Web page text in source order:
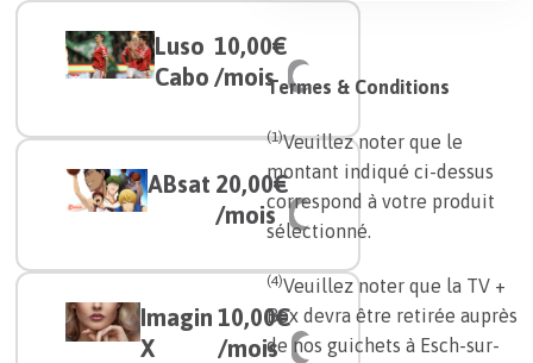
Luso
Cabo
10,00€
/mois
ABsat 20,00€
/mois
Imagin
X
10,00€
/mois
Termes & Conditions
(1)Veuillez noter que le
montant indiqué ci-dessus
correspond à votre produit
sélectionné.
(4)Veuillez noter que la TV +
Box devra être retirée auprès
de nos guichets à Esch-sur-